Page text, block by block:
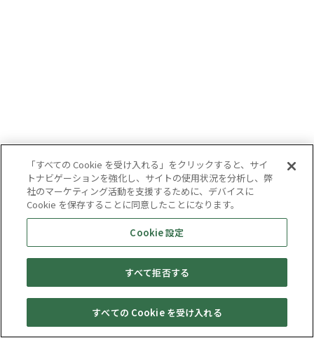
キャンペーン 店舗一覧 Web予約 買取情報 宅配買取
「すべての Cookie を受け入れる」をクリックすると、サイ
トナビゲーションを強化し、サイトの使用状況を分析し、弊
社のマーケティング活動を支援するために、デバイスに
Cookie を保存することに同意したことになります。
Cookie 設定
すべて拒否する
すべての Cookie を受け入れる